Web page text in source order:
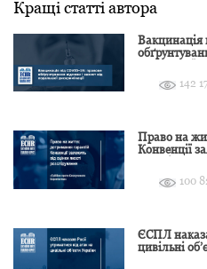
Кращі статті автора
Вакцинація
142
Право на
Конвенції
100
ЄСПЛ
цивільні